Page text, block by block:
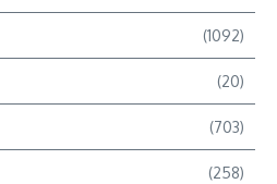
(1092)
(20)
(703)
(258)